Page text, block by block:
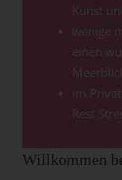
Kunst
wenige
einen
im
Rest
Willkommen